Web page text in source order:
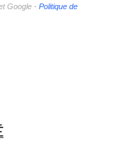
Google - Politique de